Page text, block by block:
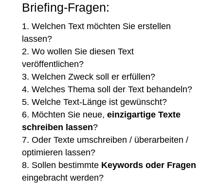
Briefing-Fragen:
Welchen Text möchten Sie erstellen
lassen?
Wo wollen Sie diesen Text
veröffentlichen?
Welchen Zweck soll er erfüllen?
Welches Thema soll der Text behandeln?
Welche Text-Länge ist gewünscht?
Möchten Sie neue, einzigartige Texte
schreiben lassen?
Oder Texte umschreiben / überarbeiten /
optimieren lassen?
Sollen bestimmte Keywords oder Fragen
eingebracht werden?